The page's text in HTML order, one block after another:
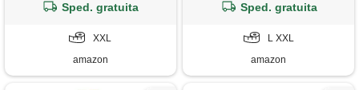
Sped. gratuita
XXL
amazon
trench coat giacca, blu navy-
Sped. gratuita
L XXL
amazon